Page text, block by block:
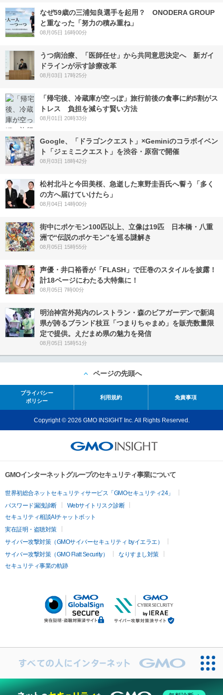
なぜ59歳の三浦知良選手を起用？ ONODERA GROUP
と重なった「努力の積み重ね」
08月05日 16時00分
うつ病治療、「医師任せ」から共同意思決定へ 新ガイ
ドラインが示す診療改革
08月03日 17時25分
「帰宅後、冷蔵庫が空っぽ」旅行前後の食事に約5割がス
トレス 負担を減らす賢い方法
08月01日 20時33分
Google、「ドラゴンクエスト」×Geminiのコラボイベン
ト「ジェミニクエスト」を渋谷・原宿で開催
08月03日 18時42分
松村北斗と今田美桜、急逝した東野圭吾氏へ誓う「多く
の方へ届けていけたら」
08月04日 14時00分
街中にポケモン100匹以上、立像は19匹 日本橋・八重
洲で“伝説のポケモン”を巡る謎解き
08月05日 15時55分
声優・井口裕香が「FLASH」で圧巻のスタイルを披露！
計18ページにわたる大特集に！
08月05日 7時00分
明治神宮外苑内のレストラン・森のビアガーデンで新潟
県が誇るブランド枝豆「つまりちゃまめ」を販売数量限
定で提供。えだまめ県の魅力を発信
08月05日 15時51分
ページの先頭へ
プライバシー
ポリシー
利用規約 免責事項
Copyright © 2026 GMO INSIGHT Inc. All Rights Reserved.
GMOインターネットグループのセキュリティ事業について
世界初総合ネットセキュリティサービス「GMOセキュリティ24」
パスワード漏洩診断
Webサイトリスク診断
セキュリティ相談AIチャットボット
実在証明・盗聴対策
サイバー攻撃対策（GMOサイバーセキュリティ byイエラエ）
サイバー攻撃対策（GMO Flatt Security）
なりすまし対策
セキュリティ事業の軌跡